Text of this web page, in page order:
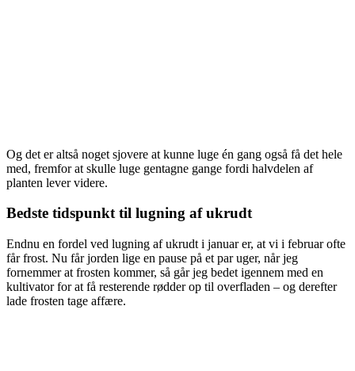
Og det er altså noget sjovere at kunne luge én gang også få det hele
med, fremfor at skulle luge gentagne gange fordi halvdelen af
planten lever videre.
Bedste tidspunkt til lugning af ukrudt
Endnu en fordel ved lugning af ukrudt i januar er, at vi i februar ofte
får frost. Nu får jorden lige en pause på et par uger, når jeg
fornemmer at frosten kommer, så går jeg bedet igennem med en
kultivator for at få resterende rødder op til overfladen – og derefter
lade frosten tage affære.